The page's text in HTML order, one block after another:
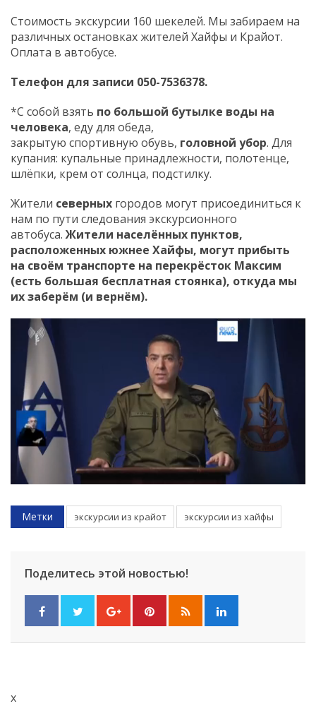
Стоимость экскурсии 160 шекелей. Мы забираем на
различных остановках жителей Хайфы и Крайот.
Оплата в автобусе.
Телефон для записи 050-7536378.
*С собой взять по большой бутылке воды на
человека, еду для обеда,
закрытую спортивную обувь, головной убор. Для
купания: купальные принадлежности, полотенце,
шлёпки, крем от солнца, подстилку.
Жители северных городов могут присоединиться к
нам по пути следования экскурсионного
автобуса.Жители населённых пунктов,
расположенных южнее Хайфы, могут прибыть
на своём транспорте на перекрёсток Максим
(есть большая бесплатная стоянка), откуда мы
их заберём (и вернём).
Метки экскурсии из крайот экскурсии из хайфы
Поделитесь этой новостью!
x